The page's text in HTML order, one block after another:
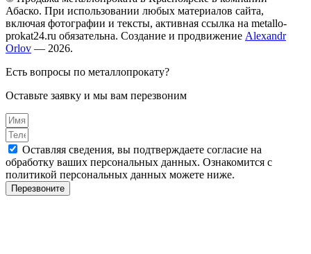
Абаско. При использовании любых материалов сайта,
включая фотографии и тексты, активная ссылка на metallo-
prokat24.ru обязательна. Создание и продвижение Alexandr
Orlov — 2026.
Есть вопросы по металлопрокату?
Оставьте заявку и мы вам перезвоним
Оставляя сведения, вы подтверждаете согласие на
обработку ваших персональных данных. Ознакомится с
политикой персональных данных можете ниже.
Перезвоните